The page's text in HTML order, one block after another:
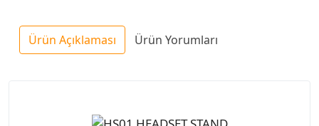
Ürün Açıklaması Ürün Yorumları